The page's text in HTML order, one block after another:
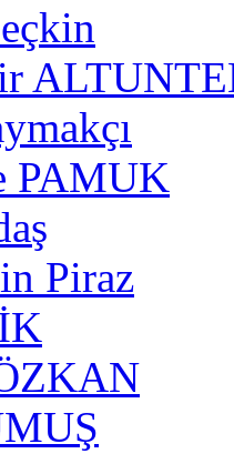
PAMUK
Piraz